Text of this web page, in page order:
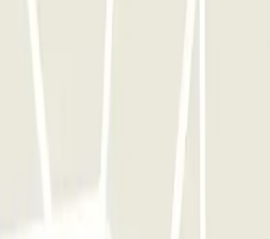
usufruire dell'intera rete di